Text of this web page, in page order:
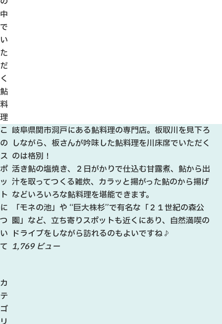
中
で
い
た
だ
く
鮎
料
理
こ
の
ス
ポ
ッ
ト
に
つ
い
て
岐阜県関市洞戸にある鮎料理の専門店。板取川を見下ろ
しながら、板さんが吟味した鮎料理を川床席でいただく
のは格別！
活き鮎の塩焼き、２日がかりで仕込む甘露煮、鮎から出
汁を取ってつくる雑炊、カラッと揚がった鮎のから揚げ
などいろいろな鮎料理を堪能できます。
「モネの池」や “巨大株杉”で有名な「２１世紀の森公
園」など、立ち寄りスポットも近くにあり、自然満喫の
ドライブをしながら訪れるのもよいですね♪
1,769 ビュー
カ
テ
ゴ